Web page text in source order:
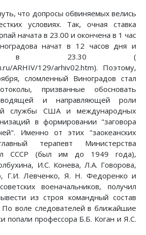
что допросы обвиняемых велись
условиях. Так, очная ставка
начата в 23.00 и окончена в 1 час
начат в 12 часов дня и
в 23.30 (
ARHIV/129/arhiv02.htm). Поэтому,
сломленный Виноградов стал
призванные обосновать
и направляющей роли
службы США и международных
в формировании "заговора
Именно от этих "заокеанских
терапевт Министерства
СССР (был им до 1949 года),
И.С. Конева, Л.А. Говорова,
Г.И. Левченко, Я. Н. Федоренко и
военачальников, получил
из строя командный состав
По воле следователей в ближайшие
попали профессора Б.Б. Коган и Я.С.